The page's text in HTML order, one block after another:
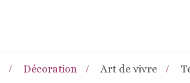
Décoration Art de vivre